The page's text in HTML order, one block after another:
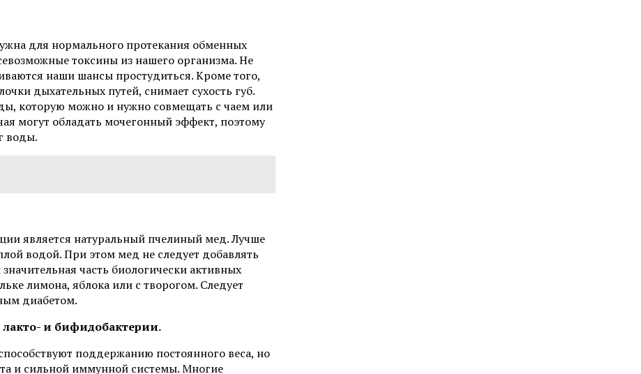
для нормального протекания обменных
токсины из нашего организма. Не
наши шансы простудиться. Кроме того,
дыхательных путей, снимает сухость губ.
которую можно и нужно совмещать с чаем или
могут обладать мочегонный эффект, поэтому
воды.
является натуральный пчелиный мед. Лучше
водой. При этом мед не следует добавлять
часть биологически активных
лимона, яблока или с творогом. Следует
диабетом.
и бифидобактерии.
поддержанию постоянного веса, но
и сильной иммунной системы. Многие